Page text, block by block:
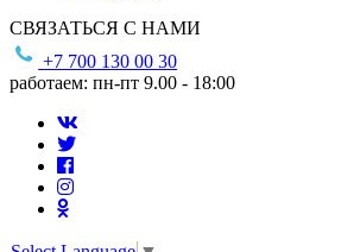
СВЯЗАТЬСЯ С НАМИ
+7 700 130 00 30
работаем: пн-пт 9.00 - 18:00